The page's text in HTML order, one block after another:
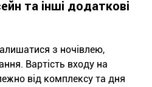
та інші додаткові
з ночівлею,
Вартість входу на
від комплексу та дня